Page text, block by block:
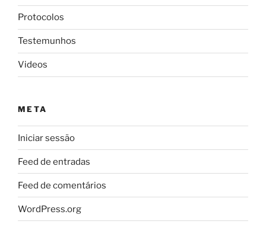
Protocolos
Testemunhos
Videos
META
Iniciar sessão
Feed de entradas
Feed de comentários
WordPress.org